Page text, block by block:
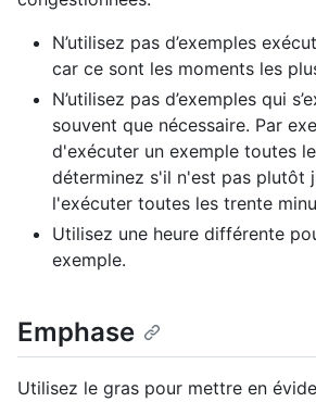
N’utilisez pas d’exemples
car ce sont les moments les
N’utilisez pas d’exemples qui
souvent que nécessaire. Par
d'exécuter un exemple toutes
déterminez s'il n'est pas plutôt
l'exécuter toutes les trente
Utilisez une heure différente
exemple.
Emphase
Utilisez le gras pour mettre en